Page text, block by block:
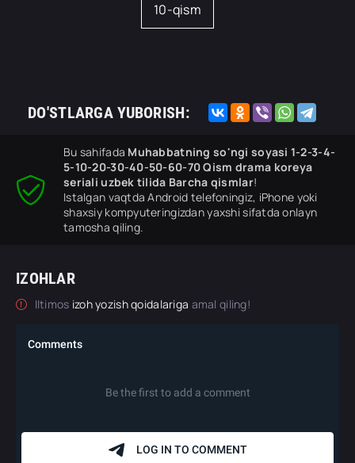
10-qism
DO'STLARGA YUBORISH:
Bu sahifada Muhabbatning so'ngi soyasi 1-2-3-4-
5-10-20-30-40-50-60-70 Qism drama koreya
seriali uzbek tilida Barcha qismlar!
Istalgan vaqtda Android telefoningiz, iPhone yoki
shaxsiy kompyuteringizdan yaxshi sifatda onlayn
tamosha qiling.
IZOHLAR
Iltimos izoh yozish qoidalariga amal qiling!